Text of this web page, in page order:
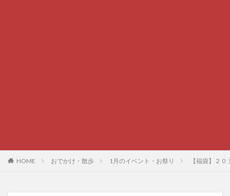
HOME おでかけ・散歩 1月のイベント・お祭り 【福袋】２